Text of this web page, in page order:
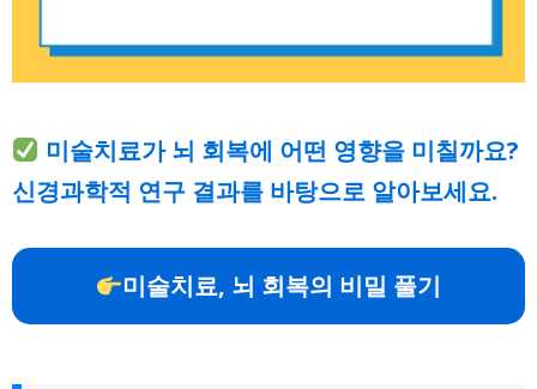
미술치료가 뇌 회복에 어떤 영향을 미칠까요?
신경과학적 연구 결과를 바탕으로 알아보세요.
미술치료, 뇌 회복의 비밀 풀기